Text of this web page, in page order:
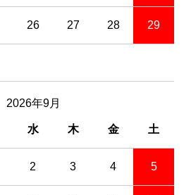
26 27 28 29
2026年9月
水 木 金 土
2 3 4 5